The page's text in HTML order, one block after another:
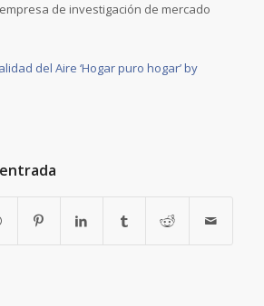
de investigación de mercado
del Aire ‘Hogar puro hogar’ by